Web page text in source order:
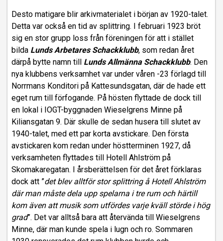
Desto matigare blir arkivmaterialet i början av 1920-talet.
Detta var också en tid av splittring. I februari 1923 bröt
sig en stor grupp loss från föreningen för att i stället
bilda Lunds Arbetares Schackklubb, som redan året
därpå bytte namn till Lunds Allmänna Schackklubb. Den
nya klubbens verksamhet var under våren -23 förlagd till
Norrmans Konditori på Kattesundsgatan, där de hade ett
eget rum till förfogande. På hösten flyttade de dock till
en lokal i IOGT-byggnaden Wieselgrens Minne på
Kiliansgatan 9. Där skulle de sedan husera till slutet av
1940-talet, med ett par korta avstickare. Den första
avstickaren kom redan under höstterminen 1927, då
verksamheten flyttades till Hotell Ahlström på
Skomakaregatan. I årsberättelsen för det året förklaras
dock att ”det blev alltför stor splittring å Hotell Ahlström
där man måste dela upp spelarna i tre rum och härtill
kom även att musik som utfördes varje kväll störde i hög
grad”. Det var alltså bara att återvända till Wieselgrens
Minne, där man kunde spela i lugn och ro. Sommaren